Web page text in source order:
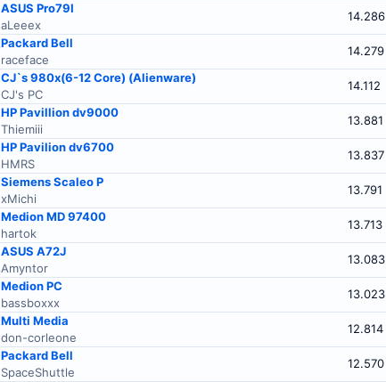
ASUS Pro79I
aLeeex
14.286
Packard Bell
raceface
14.279
CJ`s 980x(6-12 Core) (Alienware)
CJ's PC
14.112
HP Pavillion dv9000
Thiemiii
13.881
HP Pavilion dv6700
HMRS
13.837
Siemens Scaleo P
xMichi
13.791
Medion MD 97400
hartok
13.713
ASUS A72J
Amyntor
13.083
Medion PC
bassboxxx
13.023
Multi Media
don-corleone
12.814
Packard Bell
SpaceShuttle
12.570